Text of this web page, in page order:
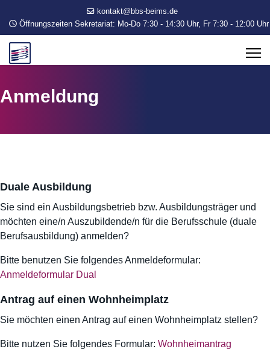
kontakt@bbs-beims.de
Öffnungszeiten Sekretariat: Mo-Do 7:30 - 14:30 Uhr, Fr 7:30 - 12:00 Uhr
Anmeldung
Duale Ausbildung
Sie sind ein Ausbildungsbetrieb bzw. Ausbildungsträger und
möchten eine/n Auszubildende/n für die Berufsschule (duale
Berufsausbildung) anmelden?
Bitte benutzen Sie folgendes Anmeldeformular:
Anmeldeformular Dual
Antrag auf einen Wohnheimplatz
Sie möchten einen Antrag auf einen Wohnheimplatz stellen?
Bitte nutzen Sie folgendes Formular: Wohnheimantrag